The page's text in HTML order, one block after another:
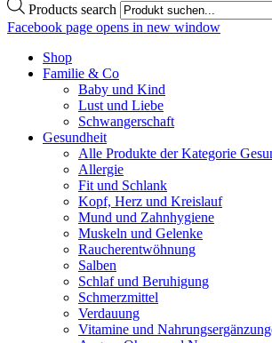
Products search
Facebook page opens in new window
Shop
Familie & Co
Baby und Kind
Lust und Liebe
Schwangerschaft
Gesundheit
Alle Produkte der Kategorie
Allergie
Fit und Schlank
Kopf, Herz und Kreislauf
Mund und Zahnhygiene
Muskeln und Gelenke
Raucherentwöhnung
Salben
Schlaf und Beruhigung
Schmerzmittel
Verdauung
Vitamine und